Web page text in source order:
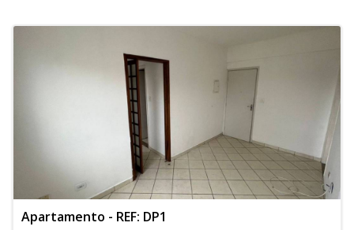
Apartamento - REF: DP1